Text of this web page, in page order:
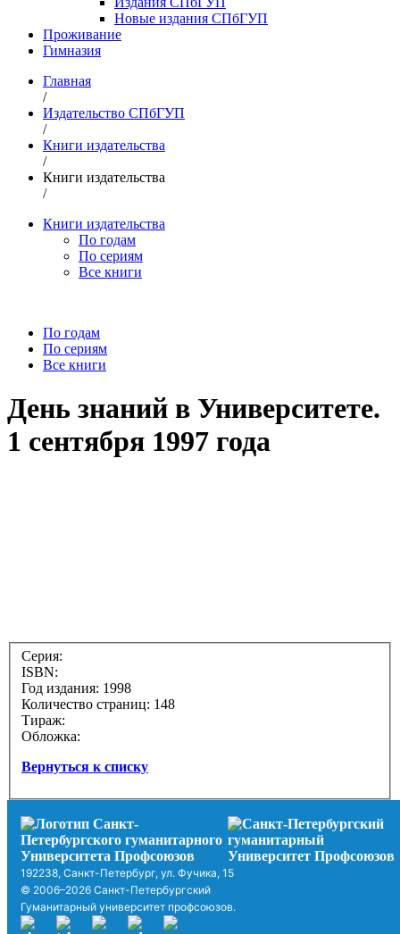
Новые издания СПбГУП
Проживание
Гимназия
Главная
/
Издательство СПбГУП
/
Книги издательства
/
Книги издательства
/
Книги издательства
По годам
По сериям
Все книги
По годам
По сериям
Все книги
День знаний в Университете.
1 сентября 1997 года
Серия:
ISBN:
Год издания: 1998
Количество страниц: 148
Тираж:
Обложка:
Вернуться к списку
192238, Санкт-Петербург, ул. Фучика, 15
© 2006–2026 Санкт-Петербургский
Гуманитарный университет профсоюзов.